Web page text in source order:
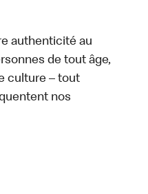
authenticité au
de tout âge,
culture – tout
nos